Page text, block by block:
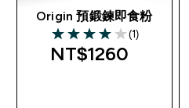
Origin 預鍛鍊即食粉
4 out of 5 stars
(1)
NT$1260‎